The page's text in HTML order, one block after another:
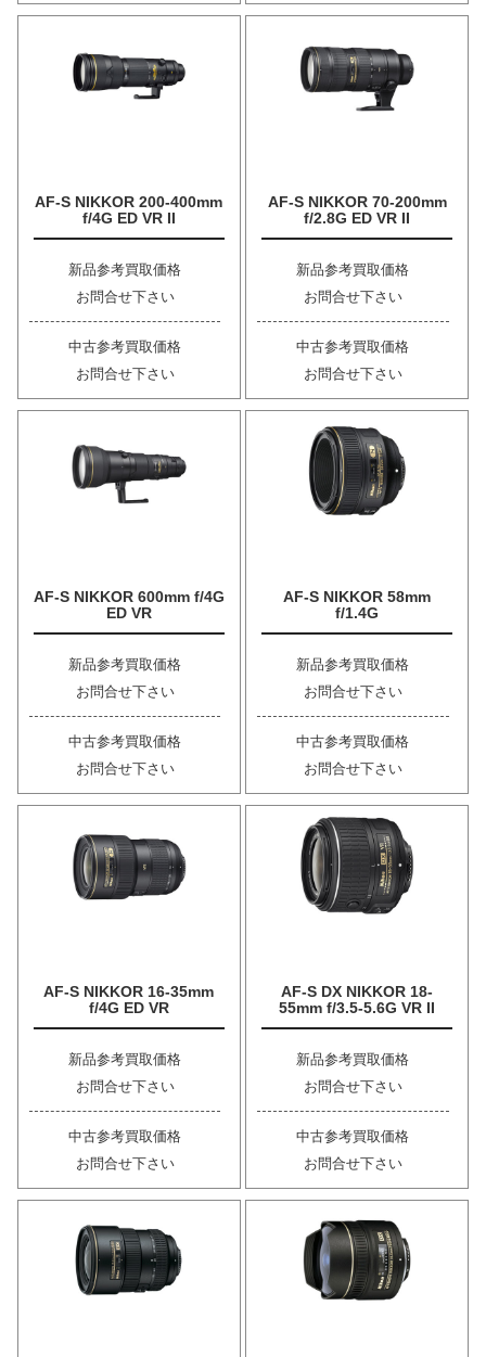
AF-S NIKKOR 200-400mm
f/4G ED VR II
新品参考買取価格
お問合せ下さい
中古参考買取価格
お問合せ下さい
AF-S NIKKOR 70-200mm
f/2.8G ED VR II
新品参考買取価格
お問合せ下さい
中古参考買取価格
お問合せ下さい
AF-S NIKKOR 600mm f/4G
ED VR
新品参考買取価格
お問合せ下さい
中古参考買取価格
お問合せ下さい
AF-S NIKKOR 58mm
f/1.4G
新品参考買取価格
お問合せ下さい
中古参考買取価格
お問合せ下さい
AF-S NIKKOR 16-35mm
f/4G ED VR
新品参考買取価格
お問合せ下さい
中古参考買取価格
お問合せ下さい
AF-S DX NIKKOR 18-
55mm f/3.5-5.6G VR II
新品参考買取価格
お問合せ下さい
中古参考買取価格
お問合せ下さい